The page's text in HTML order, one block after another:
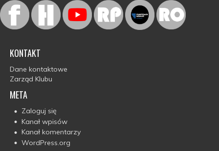
KONTAKT
Dane kontaktowe
Zarząd Klubu
META
Zaloguj się
Kanał wpisów
Kanał komentarzy
WordPress.org